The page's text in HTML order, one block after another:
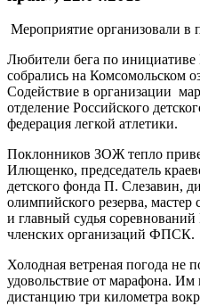
Мероприятие организовали в
Любители бега по
собрались на Комсомольском
Содействие в организации
отделение Российского
федерация легкой атлетики.
Поклонников ЗОЖ тепло
Илющенко, председатель
детского фонда П. Слезавин,
олимпийского резерва, мастер
и главный судья
членских организаций ФПСК.
Холодная ветреная погода не
удовольствие от марафона. Им
дистанцию три километра